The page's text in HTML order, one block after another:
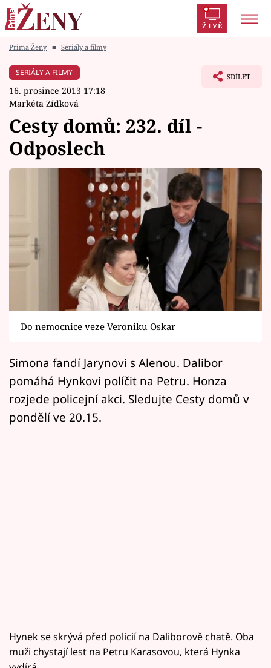
ŽIVĚ
Módní alarm
Témata
Seriály
Horoskopy
Sledujte prima+
Filmový festival Karlovy Vary
Pořady
Mámy sobě
Prima Ženy ■ Seriály a filmy
SERIÁLY A FILMY
16. prosince 2013 17:18
Markéta Zídková
SDÍLET
Cesty domů: 232. díl -
Odposlech
Do nemocnice veze Veroniku Oskar
Simona fandí Jarynovi s Alenou. Dalibor
pomáhá Hynkovi políčit na Petru. Honza
rozjede policejní akci. Sledujte Cesty domů v
pondělí ve 20.15.
Hynek se skrývá před policií na Daliborově chatě. Oba
muži chystají lest na Petru Karasovou, která Hynka